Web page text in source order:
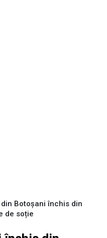
Botoșani închis din
de soție